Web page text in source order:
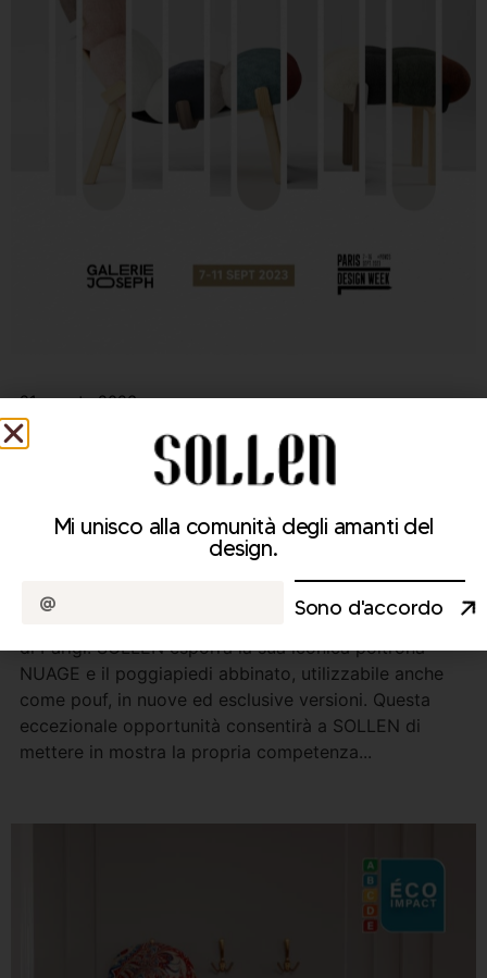
21 agosto 2023
SOLLEN esporrà alla
Settimana del Design di
Parigi 2023.
alla Paris Design Week, che si terrà dal 7 all'11
settembre presso La Galerie Joseph, location iconica
di Parigi. SOLLEN esporrà la sua iconica poltrona
NUAGE e il poggiapiedi abbinato, utilizzabile anche
come pouf, in nuove ed esclusive versioni. Questa
eccezionale opportunità consentirà a SOLLEN di
mettere in mostra la propria competenza...
Mi unisco alla comunità degli amanti del
design.
Sono d'accordo